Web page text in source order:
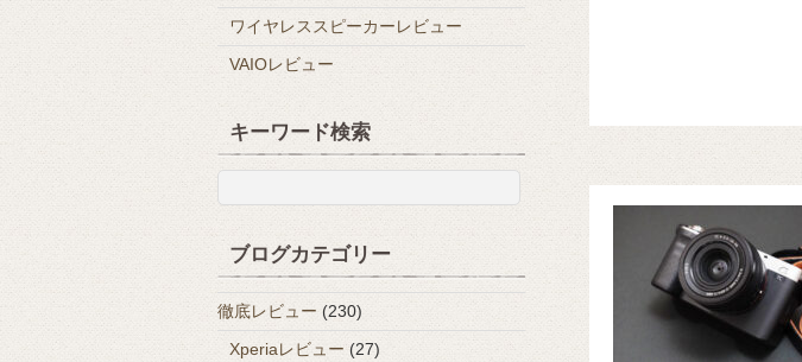
ワイヤレススピーカーレビュー
VAIOレビュー
キーワード検索
ブログカテゴリー
徹底レビュー (230)
Xperiaレビュー(27)